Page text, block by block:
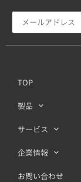
TOP
製品
サービス
企業情報
お問い合わせ